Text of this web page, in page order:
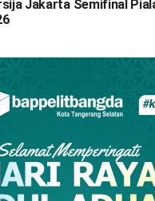
Jakarta Semifinal